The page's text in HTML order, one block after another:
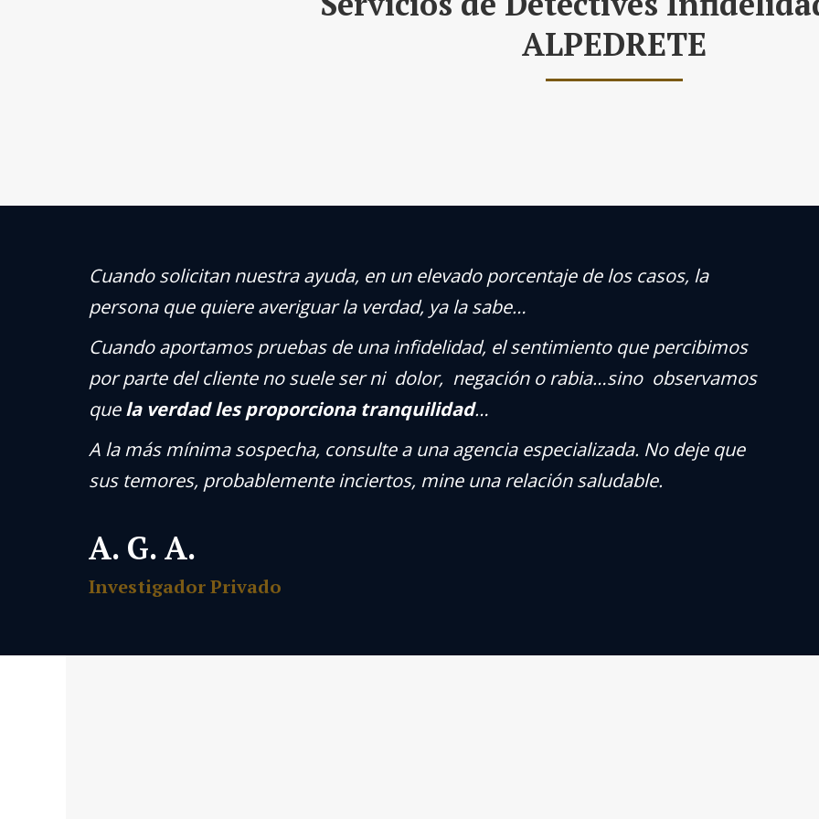
ALPEDRETE
Cuando solicitan nuestra ayuda, en un elevado porcentaje de los casos, la
persona que quiere averiguar la verdad, ya la sabe…
Cuando aportamos pruebas de una infidelidad, el sentimiento que percibimos
por parte del cliente no suele ser ni dolor, negación o rabia…sino observamos
quela verdad les proporciona tranquilidad…
A la más mínima sospecha, consulte a una agencia especializada. No deje que
sus temores, probablemente inciertos, mine una relación saludable.
A. G. A.
Investigador Privado